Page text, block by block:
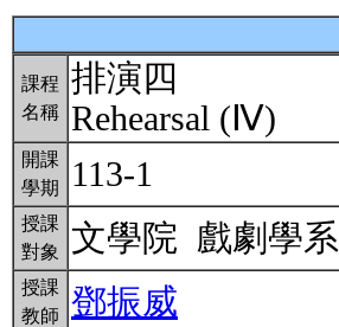
課程
名稱
排演四
Rehearsal (Ⅳ)
開課
學期
113-1
授課
對象
文學院 戲劇學系
授課
教師
鄧振威